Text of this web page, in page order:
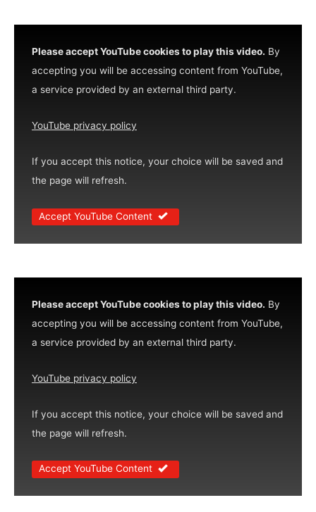
Please accept YouTube cookies to play this video. By
accepting you will be accessing content from YouTube,
a service provided by an external third party.
YouTube privacy policy
If you accept this notice, your choice will be saved and
the page will refresh.
Accept YouTube Content
Please accept YouTube cookies to play this video. By
accepting you will be accessing content from YouTube,
a service provided by an external third party.
YouTube privacy policy
If you accept this notice, your choice will be saved and
the page will refresh.
Accept YouTube Content